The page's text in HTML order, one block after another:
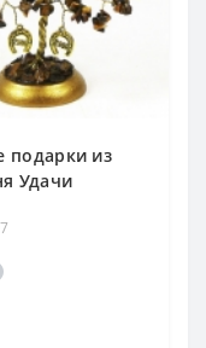
подарки из
Удачи